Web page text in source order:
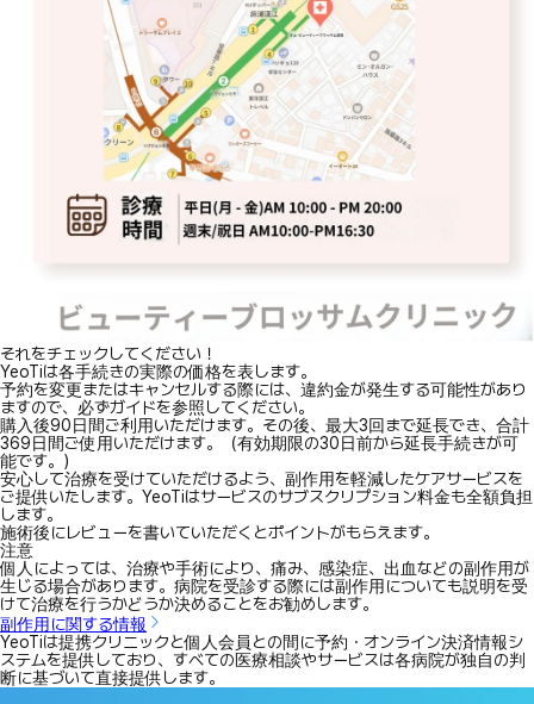
それをチェックしてください！
YeoTiは各手続きの実際の価格を表します。
予約を変更またはキャンセルする際には、違約金が発生する可能性があり
ますので、必ずガイドを参照してください。
購入後90日間ご利用いただけます。その後、最大3回まで延長でき、合計
369日間ご使用いただけます。（有効期限の30日前から延長手続きが可
能です。）
安心して治療を受けていただけるよう、副作用を軽減したケアサービスを
ご提供いたします。YeoTiはサービスのサブスクリプション料金も全額負担
します。
施術後にレビューを書いていただくとポイントがもらえます。
注意
個人によっては、治療や手術により、痛み、感染症、出血などの副作用が
生じる場合があります。病院を受診する際には副作用についても説明を受
けて治療を行うかどうか決めることをお勧めします。
副作用に関する情報
YeoTiは提携クリニックと個人会員との間に予約・オンライン決済情報シ
ステムを提供しており、すべての医療相談やサービスは各病院が独自の判
断に基づいて直接提供します。